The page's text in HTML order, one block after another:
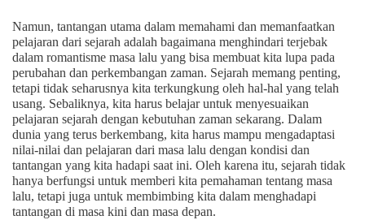
Namun, tantangan utama dalam memahami dan memanfaatkan
pelajaran dari sejarah adalah bagaimana menghindari terjebak
dalam romantisme masa lalu yang bisa membuat kita lupa pada
perubahan dan perkembangan zaman. Sejarah memang penting,
tetapi tidak seharusnya kita terkungkung oleh hal-hal yang telah
usang. Sebaliknya, kita harus belajar untuk menyesuaikan
pelajaran sejarah dengan kebutuhan zaman sekarang. Dalam
dunia yang terus berkembang, kita harus mampu mengadaptasi
nilai-nilai dan pelajaran dari masa lalu dengan kondisi dan
tantangan yang kita hadapi saat ini. Oleh karena itu, sejarah tidak
hanya berfungsi untuk memberi kita pemahaman tentang masa
lalu, tetapi juga untuk membimbing kita dalam menghadapi
tantangan di masa kini dan masa depan.